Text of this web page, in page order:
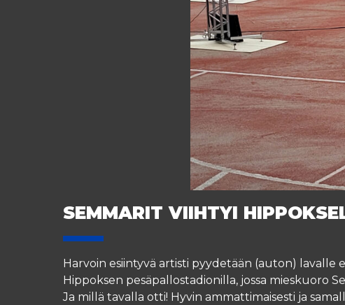
SEMMARIT VIIHTYI
Harvoin esiintyvä artisti pyydetään (auton)
Hippoksen pesäpallostadionilla, jossa mieskuoro
Ja millä tavalla otti! Hyvin ammattimaisesti ja